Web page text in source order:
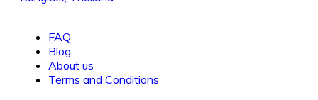
FAQ
Blog
About us
Terms and Conditions